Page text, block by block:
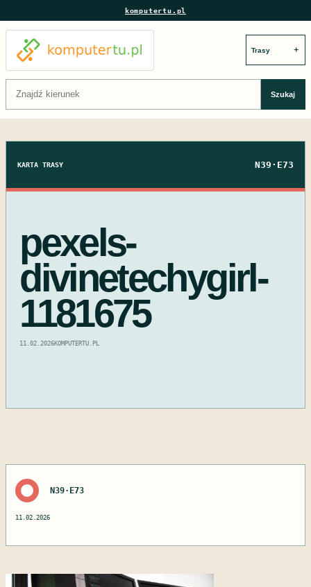
komputertu.pl
＋
Szukaj:
Szukaj
KARTA TRASY N39·E73
pexels-
divinetechygirl-
1181675
11.02.2026KOMPUTERTU.PL
N39·E73
11.02.2026